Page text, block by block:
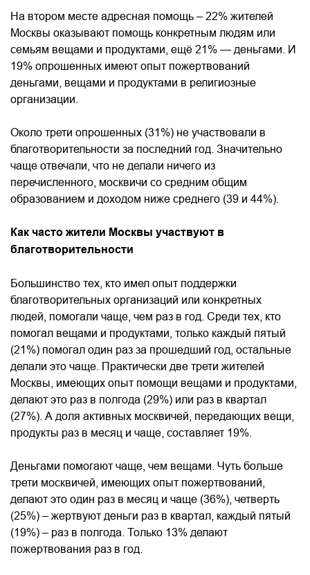
На втором месте адресная помощь – 22% жителей
Москвы оказывают помощь конкретным людям или
семьям вещами и продуктами, ещё 21% — деньгами. И
19% опрошенных имеют опыт пожертвований
деньгами, вещами и продуктами в религиозные
организации.
Около трети опрошенных (31%) не участвовали в
благотворительности за последний год. Значительно
чаще отвечали, что не делали ничего из
перечисленного, москвичи со средним общим
образованием и доходом ниже среднего (39 и 44%).
Как часто жители Москвы участвуют в
благотворительности
Большинство тех, кто имел опыт поддержки
благотворительных организаций или конкретных
людей, помогали чаще, чем раз в год. Среди тех, кто
помогал вещами и продуктами, только каждый пятый
(21%) помогал один раз за прошедший год, остальные
делали это чаще. Практически две трети жителей
Москвы, имеющих опыт помощи вещами и продуктами,
делают это раз в полгода (29%) или раз в квартал
(27%). А доля активных москвичей, передающих вещи,
продукты раз в месяц и чаще, составляет 19%.
Деньгами помогают чаще, чем вещами. Чуть больше
трети москвичей, имеющих опыт пожертвований,
делают это один раз в месяц и чаще (36%), четверть
(25%) – жертвуют деньги раз в квартал, каждый пятый
(19%) – раз в полгода. Только 13% делают
пожертвования раз в год.